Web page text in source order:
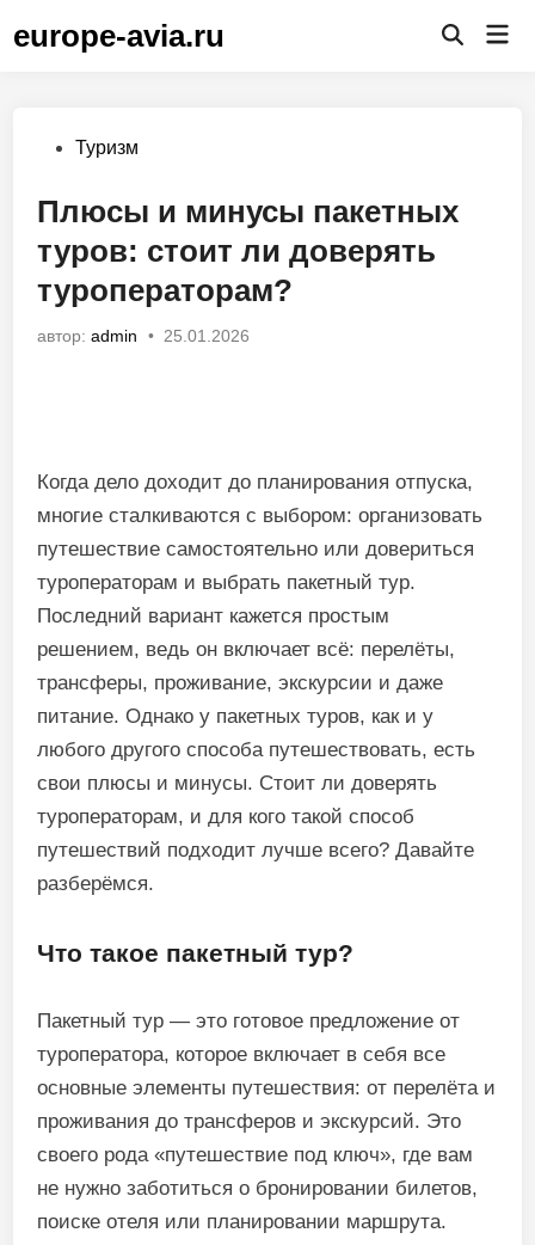
europe-avia.ru
Открыть
Опубликовано
Туризм
Плюсы и минусы пакетных
туров: стоит ли доверять
туроператорам?
автор:admin • 25.01.2026
Когда дело доходит до планирования отпуска,
многие сталкиваются с выбором: организовать
путешествие самостоятельно или довериться
туроператорам и выбрать пакетный тур.
Последний вариант кажется простым
решением, ведь он включает всё: перелёты,
трансферы, проживание, экскурсии и даже
питание. Однако у пакетных туров, как и у
любого другого способа путешествовать, есть
свои плюсы и минусы. Стоит ли доверять
туроператорам, и для кого такой способ
путешествий подходит лучше всего? Давайте
разберёмся.
Что такое пакетный тур?
Пакетный тур — это готовое предложение от
туроператора, которое включает в себя все
основные элементы путешествия: от перелёта и
проживания до трансферов и экскурсий. Это
своего рода «путешествие под ключ», где вам
не нужно заботиться о бронировании билетов,
поиске отеля или планировании маршрута.